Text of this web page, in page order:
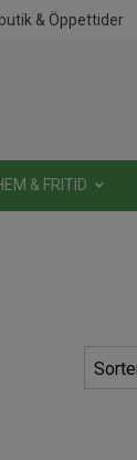
& Öppettider
& FRITID